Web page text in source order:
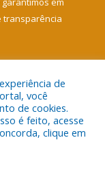
transparência
de Soure.
de
você
de cookies.
é feito, acesse
clique em